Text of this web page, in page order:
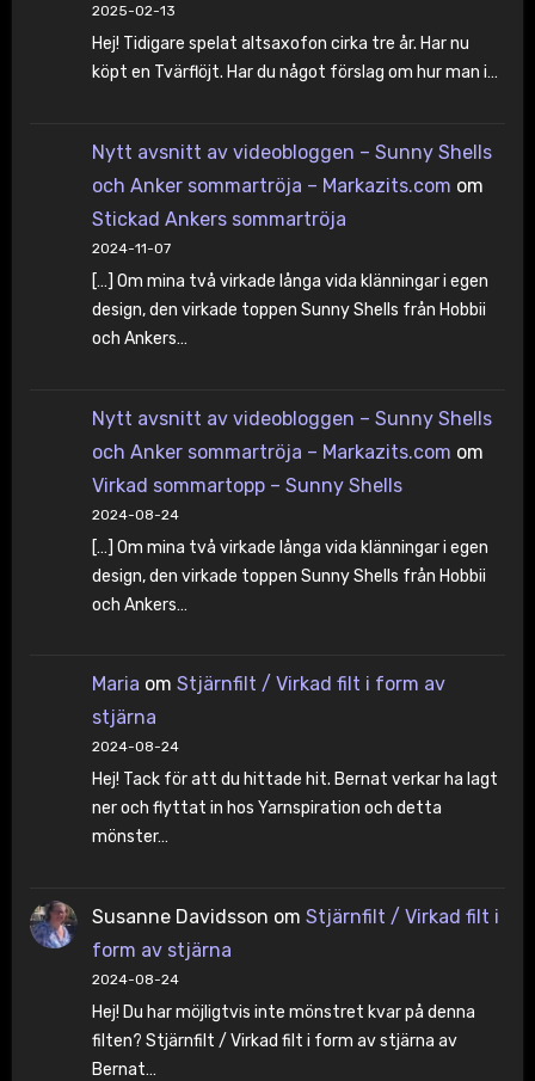
2025-02-13
Hej! Tidigare spelat altsaxofon cirka tre år. Har nu
köpt en Tvärflöjt. Har du något förslag om hur man i…
Nytt avsnitt av videobloggen – Sunny Shells
och Anker sommartröja – Markazits.com om
Stickad Ankers sommartröja
2024-11-07
[…] Om mina två virkade långa vida klänningar i egen
design, den virkade toppen Sunny Shells från Hobbii
och Ankers…
Nytt avsnitt av videobloggen – Sunny Shells
och Anker sommartröja – Markazits.com om
Virkad sommartopp – Sunny Shells
2024-08-24
[…] Om mina två virkade långa vida klänningar i egen
design, den virkade toppen Sunny Shells från Hobbii
och Ankers…
Maria om Stjärnfilt / Virkad filt i form av
stjärna
2024-08-24
Hej! Tack för att du hittade hit. Bernat verkar ha lagt
ner och flyttat in hos Yarnspiration och detta
mönster…
Susanne Davidsson om Stjärnfilt / Virkad filt i
form av stjärna
2024-08-24
Hej! Du har möjligtvis inte mönstret kvar på denna
filten? Stjärnfilt / Virkad filt i form av stjärna av
Bernat…